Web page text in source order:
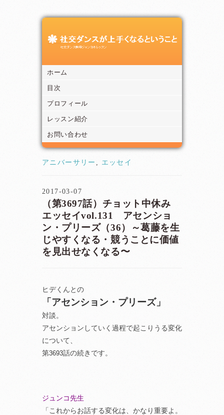
ホーム
目次
プロフィール
レッスン紹介
お問い合わせ
アニバーサリー , エッセイ
2017-03-07
（第3697話）チョット中休み
エッセイvol.131 アセンショ
ン・プリーズ（36）～葛藤を生
じやすくなる・競うことに価値
を見出せなくなる〜
ヒデくんとの
「アセンション・プリーズ」
対談。
アセンションしていく過程で起こりうる変化
について、
第3693話の続きです。
ジュンコ先生
「これからお話する変化は、かなり重要よ。